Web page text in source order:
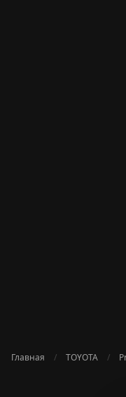
Главная TOYOTA